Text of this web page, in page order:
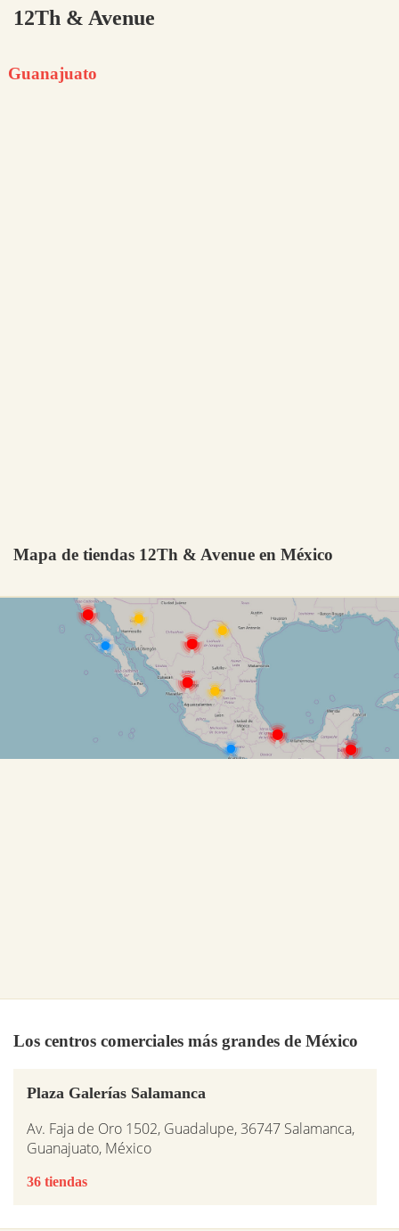
12Th & Avenue
Guanajuato
Mapa de tiendas 12Th & Avenue en México
Los centros comerciales más grandes de México
Plaza Galerías Salamanca
Av. Faja de Oro 1502, Guadalupe, 36747 Salamanca,
Guanajuato, México
36 tiendas